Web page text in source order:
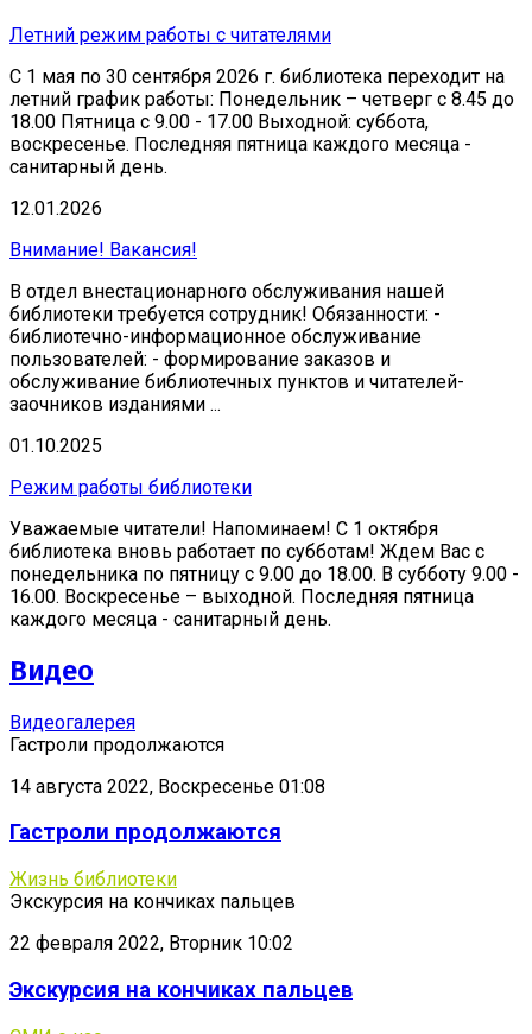
Летний режим работы с читателями
С 1 мая по 30 сентября 2026 г. библиотека переходит на
летний график работы: Понедельник – четверг с 8.45 до
18.00 Пятница с 9.00 - 17.00 Выходной: суббота,
воскресенье. Последняя пятница каждого месяца -
санитарный день.
12.01.2026
Внимание! Вакансия!
В отдел внестационарного обслуживания нашей
библиотеки требуется сотрудник! Обязанности: -
библиотечно-информационное обслуживание
пользователей: - формирование заказов и
обслуживание библиотечных пунктов и читателей-
заочников изданиями ...
01.10.2025
Режим работы библиотеки
Уважаемые читатели! Напоминаем! С 1 октября
библиотека вновь работает по субботам! Ждем Вас с
понедельника по пятницу с 9.00 до 18.00. В субботу 9.00 -
16.00. Воскресенье – выходной. Последняя пятница
каждого месяца - санитарный день.
Видео
Видеогалерея
Гастроли продолжаются
14 августа 2022, Воскресенье 01:08
Гастроли продолжаются
Жизнь библиотеки
Экскурсия на кончиках пальцев
22 февраля 2022, Вторник 10:02
Экскурсия на кончиках пальцев